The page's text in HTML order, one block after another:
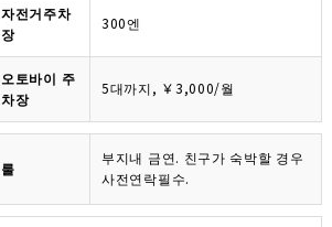
자전거주차
장
300엔
오토바이 주
차장
5대까지, ￥3,000/월
룰
부지내 금연. 친구가 숙박할 경우
사전연락필수.